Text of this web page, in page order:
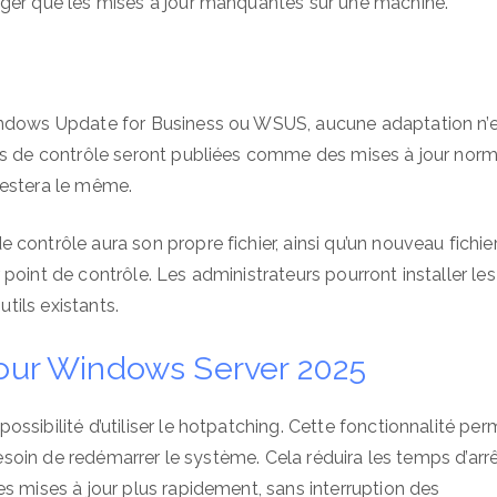
Update for Business ou WSUS, aucune adaptation
de contrôle seront publiées comme des mises à jour
le même.
aura son propre fichier, ainsi qu’un nouveau
de contrôle. Les administrateurs pourront installer les
existants.
Windows Server 2025
d’utiliser le hotpatching. Cette fonctionnalité
de redémarrer le système. Cela réduira les temps
mises à jour plus rapidement, sans interruption des